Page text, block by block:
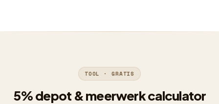
TOOL · GRATIS
5% depot & meerwerk calculator